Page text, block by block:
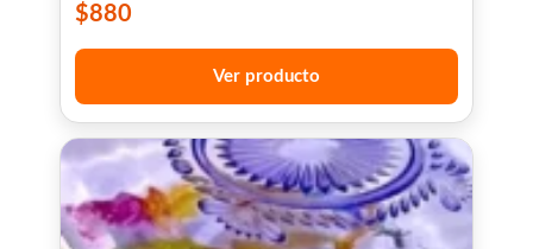
$880
Ver producto